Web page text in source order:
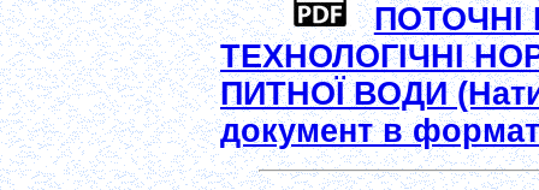
ПОТОЧНІ
ТЕХНОЛОГІЧНІ
ПИТНОЇ ВОДИ
документ в